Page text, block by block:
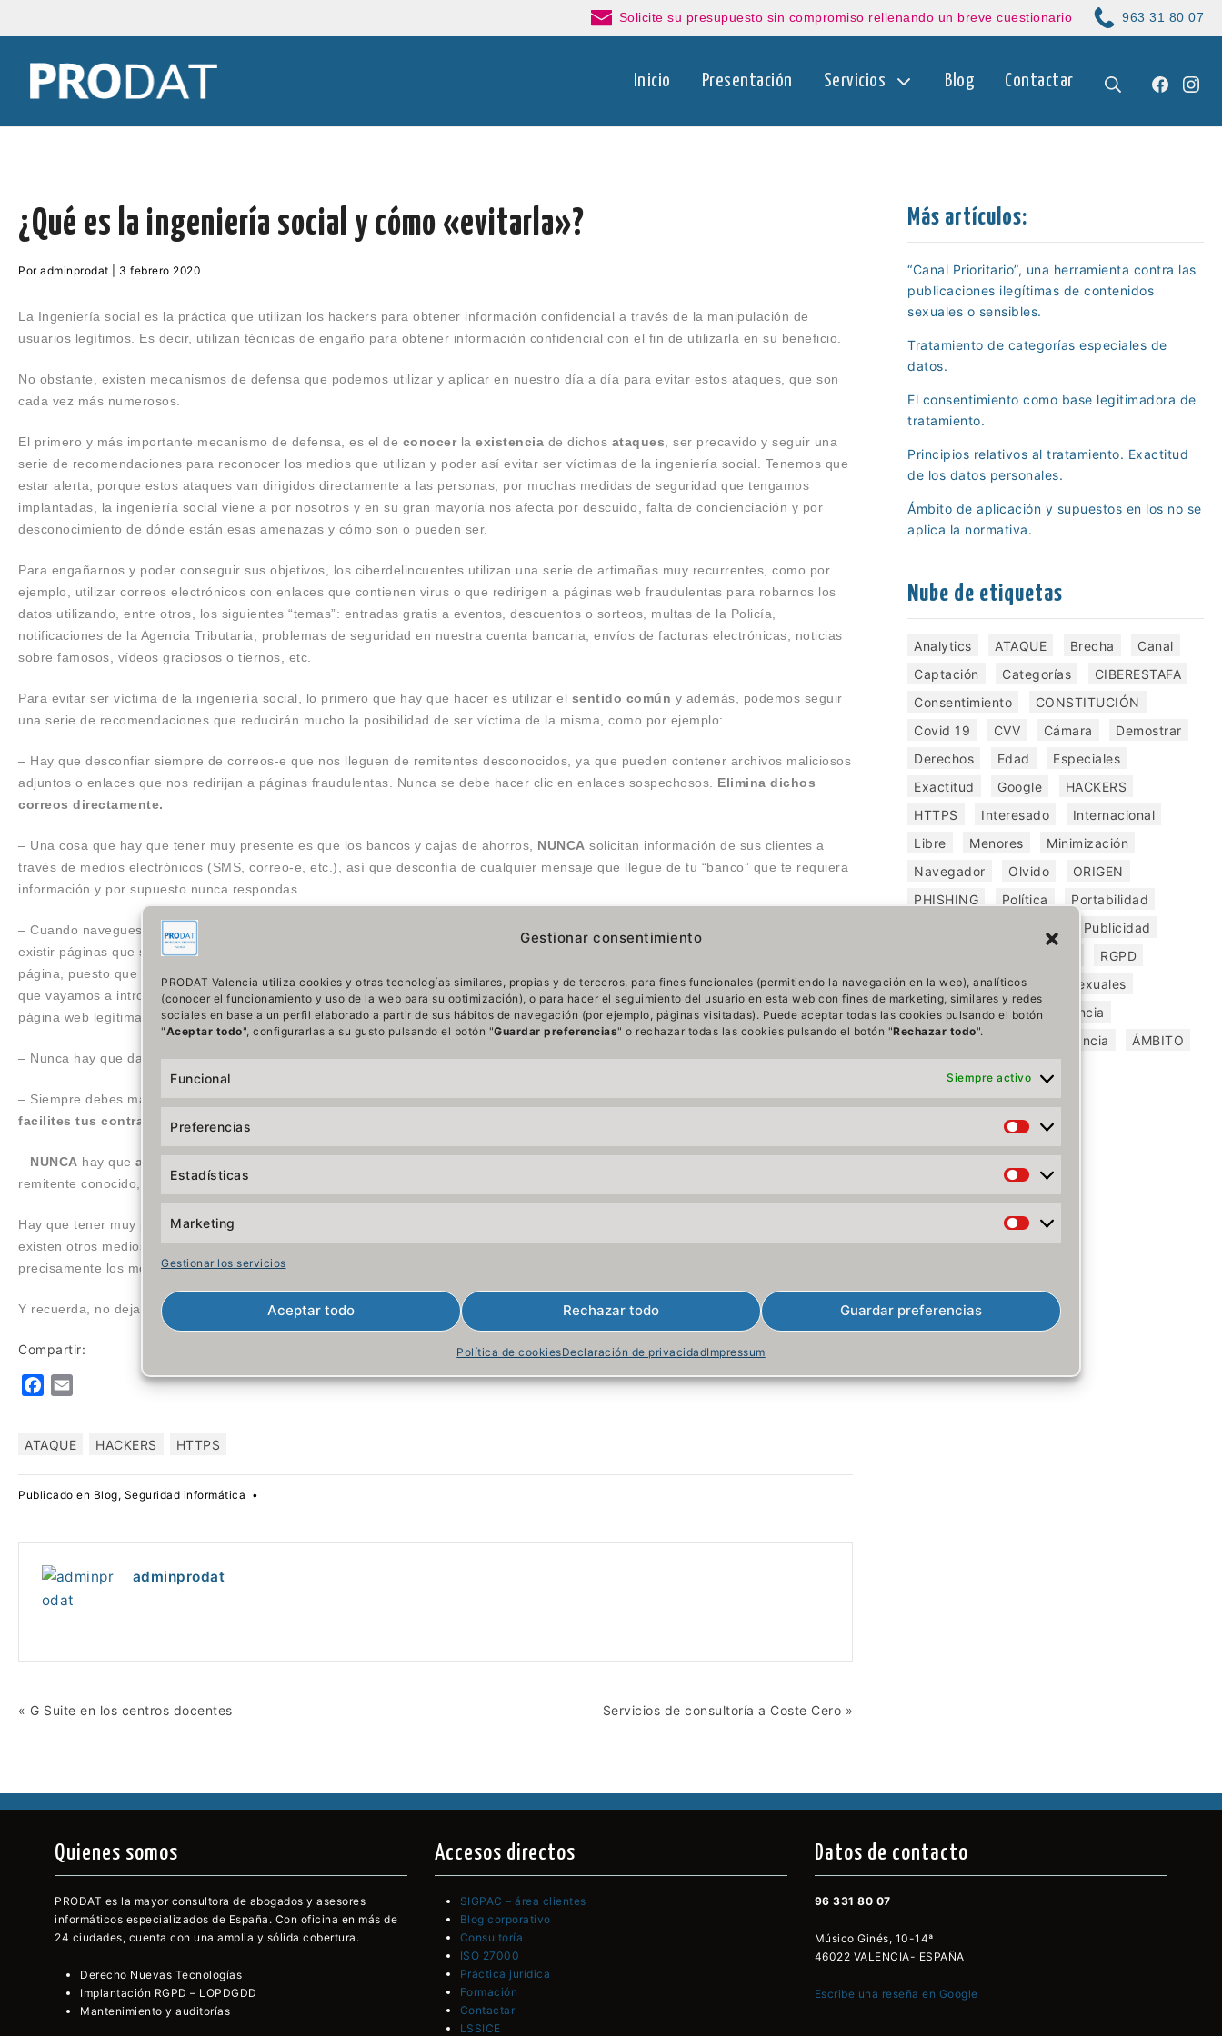
Gestionar consentimiento
PRODAT Valencia utiliza cookies y otras tecnologías similares, propias y de terceros, para fines funcionales (permitiendo la navegación en la web), analíticos
(conocer el funcionamiento y uso de la web para su optimización), o para hacer el seguimiento del usuario en esta web con fines de marketing, similares y redes
sociales en base a un perfil elaborado a partir de sus hábitos de navegación (por ejemplo, páginas visitadas). Puede aceptar todas las cookies pulsando el botón
"Aceptar todo", configurarlas a su gusto pulsando el botón "Guardar preferencias" o rechazar todas las cookies pulsando el botón "Rechazar todo".
Funcional Siempre activo
Preferencias
Preferencias
Estadísticas
Estadísticas
Marketing
Marketing
Gestionar los servicios
Aceptar todo Rechazar todo Guardar preferencias
Política de cookiesDeclaración de privacidadImpressum
Solicite su presupuesto sin compromiso rellenando un breve cuestionario 963 31 80 07
Inicio Presentación Servicios Blog Contactar Buscar
¿Qué es la ingeniería social y cómo «evitarla»?
Por adminprodat 3 febrero 202017
La Ingeniería social es la práctica que utilizan los hackers para obtener información confidencial a través de la manipulación de
usuarios legítimos. Es decir, utilizan técnicas de engaño para obtener información confidencial con el fin de utilizarla en su beneficio.
No obstante, existen mecanismos de defensa que podemos utilizar y aplicar en nuestro día a día para evitar estos ataques, que son
cada vez más numerosos.
El primero y más importante mecanismo de defensa, es el de conocerla existencia de dichos ataques , ser precavido y seguir una
serie de recomendaciones para reconocer los medios que utilizan y poder así evitar ser víctimas de la ingeniería social. Tenemos que
estar alerta , porque estos ataques van dirigidos directamente a las personas, por muchas medidas de seguridad que tengamos
implantadas, la ingeniería social viene a por nosotros y en su gran mayoría nos afecta por descuido, falta de concienciación y por
desconocimiento de dónde están esas amenazas y cómo son o pueden ser.
Para engañarnos y poder conseguir sus objetivos, los ciberdelincuentes utilizan una serie de artimañas muy recurrentes, como por
ejemplo, utilizar correos electrónicos con enlaces que contienen virus o que redirigen a páginas web fraudulentas para robarnos los
datos utilizando, entre otros, los siguientes “temas”: entradas gratis a eventos, descuentos o sorteos, multas de la Policía,
notificaciones de la Agencia Tributaria, problemas de seguridad en nuestra cuenta bancaria, envíos de facturas electrónicas, noticias
sobre famosos, vídeos graciosos o tiernos, etc.
Para evitar ser víctima de la ingeniería social, lo primero que hay que hacer es utilizar el sentido común y además, podemos seguir
una serie de recomendaciones que reducirán mucho la posibilidad de ser víctima de la misma como por ejemplo:
– Hay que desconfiar siempre de correos-e que nos lleguen de remitentes desconocidos, ya que pueden contener archivos maliciosos
adjuntos o enlaces que nos redirijan a páginas fraudulentas. Nunca se debe hacer clic en enlaces sospechosos. Elimina dichos
correos directamente.
– Una cosa que hay que tener muy presente es que los bancos y cajas de ahorros, NUNCA solicitan información de sus clientes a
través de medios electrónicos (SMS, correo-e, etc.), así que desconfía de cualquier mensaje que llegue de tu “banco” que te requiera
información y por supuesto nunca respondas.
– Cuando navegues porinternet , es decir que comience por
existir páginas que simulen otras y que por tanto no tendrán el código https.
página, puesto que las páginas que suplantan a otras, suelen añadir a la dirección auténtica alguna letra o símbolo.
que vayamos a introducir datos sensibles o privados en una página web, tendremos que asegurarnos de que nos encontramos en la
página web legítima que presta el servicio.
– Nunca hay que dar por cierto nada de lo que no estemos absolutamente seguros.
– Siempre debes mantener seguras tus credenciales de acceso y de inicio de sesión, tanto en la oficina como en casa.
facilites tus contraseñas
a nadie, por mucho que te lo soliciten.
– NUNCA hay que abrir
remitente conocido, mas aún si no lo esperábamos, si no tiene mucho sentido o si vemos que no está bien redactado.
Hay que tener muy presente también que la ingeniería social no sólo puede llevarse a cabo a través del correo electrónico sino que
existen otros medios, entre los cuales se encuentran las aplicaciones de mensajería instantánea y las redes sociales. Son
precisamente los medios que más utilizamos en Internet los más usados para realizar las prácticas de ingeniería social.
Y recuerda, no dejarte engañar es la mejor forma de evitar ser víctima de la ingeniería social.
Compartir:
e
b
o
k
i
l
ATAQUE HACKERS HTTPS
Publicado en Blog, Seguridad informática •
adminprodat
Navegación
entradas
Servicios de consultoría a Coste Cero »
« G Suite en los centros docentes
Más artículos:
“Canal Prioritario”, una herramienta contra las
publicaciones ilegítimas de contenidos
sexuales o sensibles.
Tratamiento de categorías especiales de
datos.
El consentimiento como base legitimadora de
tratamiento.
Principios relativos al tratamiento. Exactitud
de los datos personales.
Ámbito de aplicación y supuestos en los no se
aplica la normativa.
Nube de etiquetas
Analytics ATAQUE Brecha
Canal
Captación
Categorías
CIBERESTAFA
Consentimiento
CONSTITUCIÓN
Covid 19
CVV Cámara
Demostrar
Derechos
Edad
Especiales
Exactitud
Google
HACKERS
HTTPS
Interesado
Internacional
Libre
Menores
Minimización
Navegador
Olvido
ORIGEN
PHISHING
Política
Portabilidad
Publicidad
RGPD
Riesgo
Seguridad
Sexuales
SUPUESTOS
Transferencia
Tratamiento
Videovigilancia ÁMBITO
Quienes somos
PRODAT es la mayor consultora de abogados y asesores
informáticos especializados de España. Con oficina en más de
24 ciudades, cuenta con una amplia y sólida cobertura.
Derecho Nuevas Tecnologías
Implantación RGPD – LOPDGDD
Mantenimiento y auditorías
Accesos directos
SIGPAC – área clientes
Blog corporativo
Consultoría
ISO 27000
Práctica jurídica
Formación
Contactar
LSSICE
Datos de contacto
96 331 80 07
Músico Ginés, 10-14ª
46022 VALENCIA- ESPAÑA
Escribe una reseña en Google